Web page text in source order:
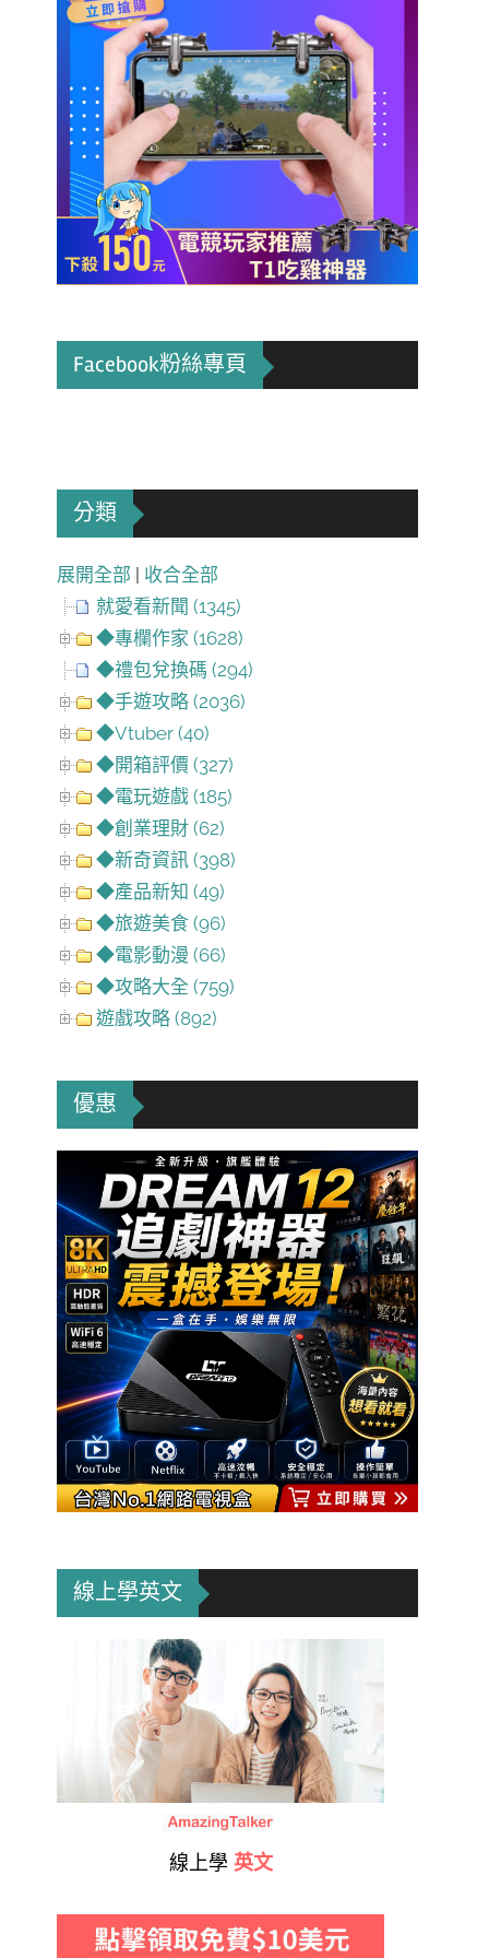
Facebook粉絲專頁
分類
展開全部 | 收合全部
就愛看新聞 (1345)
◆專欄作家 (1628)
◆禮包兌換碼 (294)
◆手遊攻略 (2036)
◆Vtuber (40)
◆開箱評價 (327)
◆電玩遊戲 (185)
◆創業理財 (62)
◆新奇資訊 (398)
◆產品新知 (49)
◆旅遊美食 (96)
◆電影動漫 (66)
◆攻略大全 (759)
遊戲攻略 (892)
優惠
線上學英文
線上學 英文